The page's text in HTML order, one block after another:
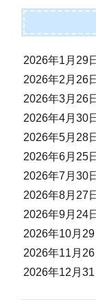
2026年1月29
2026年2月26
2026年3月26
2026年4月30
2026年5月28
2026年6月25
2026年7月30
2026年8月27
2026年9月24
2026年10月29
2026年11月26
2026年12月31